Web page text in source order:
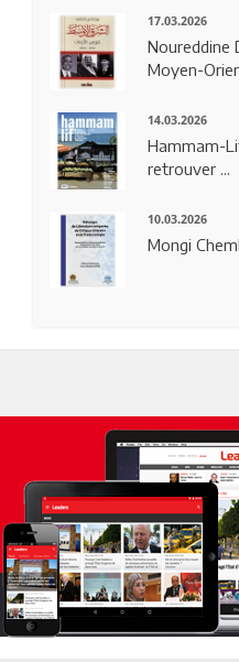
17.03.2026
Noureddine
Moyen-
14.03.2026
Hammam-
retrouver ...
10.03.2026
Mongi